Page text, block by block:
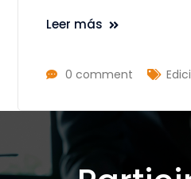
Leer más
0 comment